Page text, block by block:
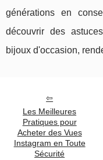
générations en
découvrir des
bijoux d'occasion,
Les Meilleures
Pratiques pour
Acheter des Vues
Instagram en Toute
Sécurité